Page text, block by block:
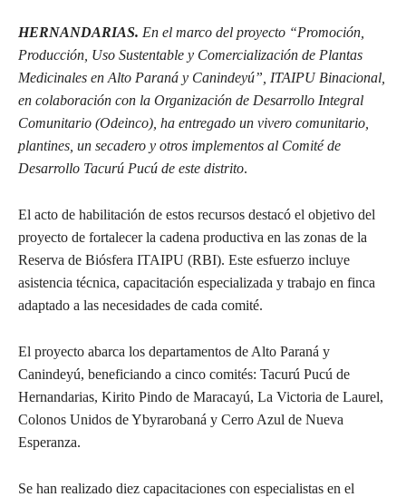
HERNANDARIAS. En el marco del proyecto “Promoción,
Producción, Uso Sustentable y Comercialización de Plantas
Medicinales en Alto Paraná y Canindeyú”, ITAIPU Binacional,
en colaboración con la Organización de Desarrollo Integral
Comunitario (Odeinco), ha entregado un vivero comunitario,
plantines, un secadero y otros implementos al Comité de
Desarrollo Tacurú Pucú de este distrito.
El acto de habilitación de estos recursos destacó el objetivo del
proyecto de fortalecer la cadena productiva en las zonas de la
Reserva de Biósfera ITAIPU (RBI). Este esfuerzo incluye
asistencia técnica, capacitación especializada y trabajo en finca
adaptado a las necesidades de cada comité.
El proyecto abarca los departamentos de Alto Paraná y
Canindeyú, beneficiando a cinco comités: Tacurú Pucú de
Hernandarias, Kirito Pindo de Maracayú, La Victoria de Laurel,
Colonos Unidos de Ybyrarobaná y Cerro Azul de Nueva
Esperanza.
Se han realizado diez capacitaciones con especialistas en el